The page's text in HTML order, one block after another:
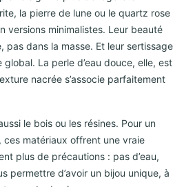
la pierre de lune ou le quartz rose
versions minimalistes. Leur beauté
pas dans la masse. Et leur sertissage
global. La perle d’eau douce, elle, est
nacrée s’associe parfaitement
le bois ou les résines. Pour un
ces matériaux offrent une vraie
plus de précautions : pas d’eau,
permettre d’avoir un bijou unique, à